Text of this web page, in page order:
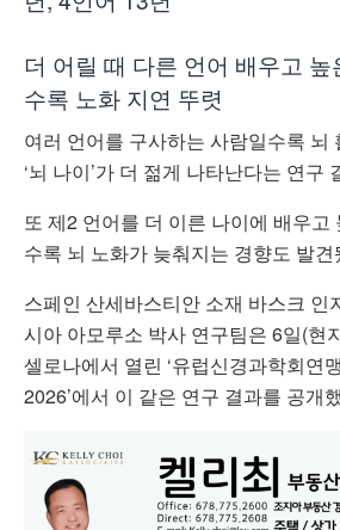
더 어릴 때 다른 언어 배우고 높
수록 노화 지연 뚜렷
여러 언어를 구사하는 사람일수록 뇌
‘뇌 나이’가 더 젊게 나타난다는 연구
또 제2 언어를 더 이른 나이에 배우고
수록 뇌 노화가 늦춰지는 경향도 발견
스페인 산세바스티안 소재 바스크 인
시아 아모루소 박사 연구팀은 6일(현
셀로나에서 열린 ‘유럽신경과학회연
2026’에서 이 같은 연구 결과를 공개